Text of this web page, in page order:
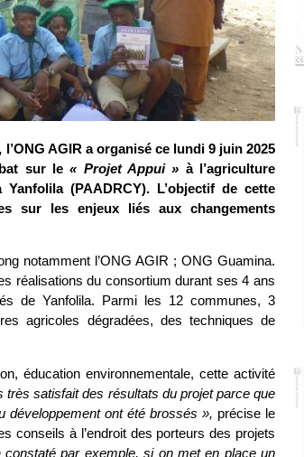
AGIR a organisé ce lundi 9 juin 2025
sur le« Projet Appui » à l’agriculture
(PAADRCY). L’objectif de cette
sur les enjeux liés aux changements
notamment l’ONG AGIR ; ONG Guamina.
réalisations du consortium durant ses 4 ans
de Yanfolila. Parmi les 12 communes, 3
agricoles dégradées, des techniques de
éducation environnementale, cette activité
très satisfait des résultats du projet parce que
ont été brossés », précise le
conseils à l’endroit des porteurs des projets
constaté par exemple, si on met en place un